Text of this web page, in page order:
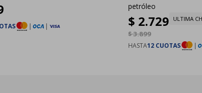
| |
petróleo
$ 2.729
$3.899
ULTIMA
HASTA12 CUOTAS |